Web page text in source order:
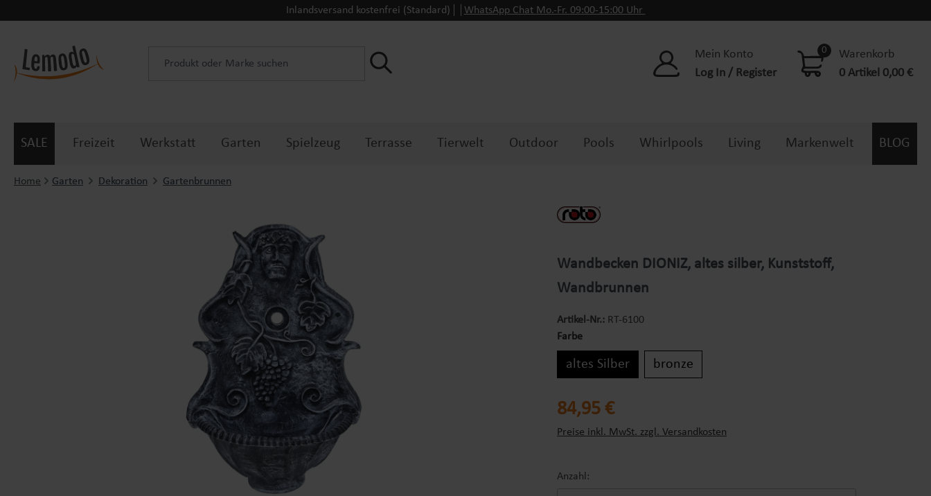
Inlandsversand kostenfrei (Standard) WhatsApp Chat Mo.-Fr. 09:00-15:00 Uhr
Mein Konto
Log In / Register
0
Warenkorb
0 Artikel 0,00 €
SALE Freizeit Werkstatt Garten Spielzeug Terrasse Tierwelt Outdoor Pools Whirlpools Living Markenwelt BLOG
Home Garten Dekoration Gartenbrunnen
Wandbecken DIONIZ, altes silber, Kunststoff,
Wandbrunnen
Artikel-Nr.: RT-6100
Farbe
altes Silber bronze
Regulärer Preis:
84,95 €
Preise inkl. MwSt. zzgl. Versandkosten
Anzahl: